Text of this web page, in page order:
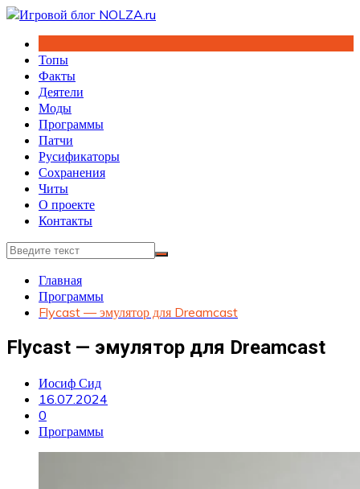
Перейти
содержимому
Топы
Факты
Деятели
Моды
Программы
Патчи
Русификаторы
Сохранения
Читы
О проекте
Контакты
Главная
Программы
Flycast — эмулятор для Dreamcast
Flycast — эмулятор для Dreamcast
Иосиф Сид
16.07.2024
0
Программы